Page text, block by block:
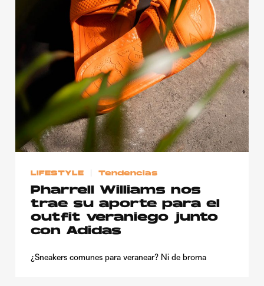
LIFESTYLE Tendencias
Pharrell Williams nos
trae su aporte para el
outfit veraniego junto
con Adidas
¿Sneakers comunes para veranear? Ni de broma